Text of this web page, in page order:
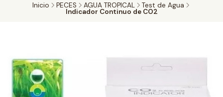
Inicio PECES AGUA TROPICAL Test de Agua
Indicador Continuo de CO2